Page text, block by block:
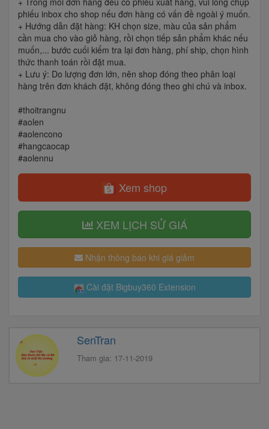
phiếu inbox cho shop nếu đơn hàng có vấn đề ngoài ý muốn.
+ Hướng dẫn đặt hàng: KH chọn size, màu của sản phẩm
cần mua cho vào giỏ hàng, rồi chọn tiếp sản phẩm khác nếu
muốn,... bước cuối kiểm tra lại đơn hàng, phí ship, chọn hình
thức thanh toán rồi đặt mua.
+ Lưu ý: Do lượng đơn lớn, nên shop đóng theo phân loại
hàng trên đơn khách đặt, không đóng theo ghi chú và inbox.
#thoitrangnu
#aolen
#aolencono
#hangcaocap
#aolennu
Xem shop
XEM LỊCH SỬ GIÁ
Nhận thông báo khi giá giảm
Cài đặt Bigbuy360 Extension
SenTran
Tham gia: 17-11-2019